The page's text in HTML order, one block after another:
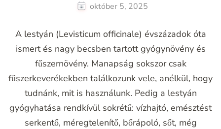
október 5, 2025
A lestyán (Levisticum officinale) évszázadok óta
ismert és nagy becsben tartott gyógynövény és
fűszernövény. Manapság sokszor csak
fűszerkeverékekben találkozunk vele, anélkül, hogy
tudnánk, mit is használunk. Pedig a lestyán
gyógyhatása rendkívül sokrétű: vízhajtó, emésztést
serkentő, méregtelenítő, bőrápoló, sőt, még